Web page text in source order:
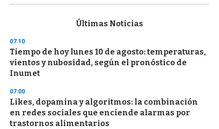
s
d
s
o
f
3
s
e
c
o
n
Últimas Noticias
07:10
Tiempo de hoy lunes 10 de agosto: temperaturas,
vientos y nubosidad, según el pronóstico de
Inumet
07:00
Likes, dopamina y algoritmos: la combinación
en redes sociales que enciende alarmas por
trastornos alimentarios